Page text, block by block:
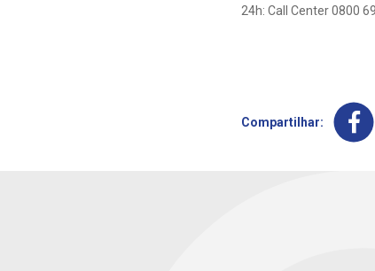
24h: Call Center 0800
Compartilhar: